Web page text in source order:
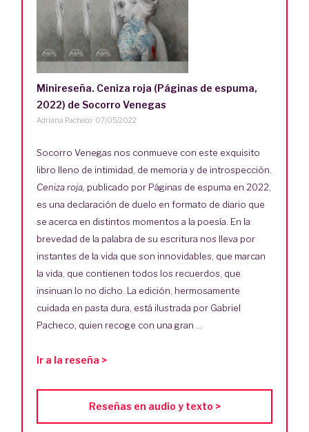
Minireseña. Ceniza roja (Páginas de espuma,
2022) de Socorro Venegas
Adriana Pacheco· 07/05/2022
Socorro Venegas nos conmueve con este exquisito
libro lleno de intimidad, de memoria y de introspección.
Ceniza roja, publicado por Páginas de espuma en 2022,
es una declaración de duelo en formato de diario que
se acerca en distintos momentos a la poesía. En la
brevedad de la palabra de su escritura nos lleva por
instantes de la vida que son innovidables, que marcan
la vida, que contienen todos los recuerdos, que
insinuan lo no dicho. La edición, hermosamente
cuidada en pasta dura, está ilustrada por Gabriel
Pacheco, quien recoge con una gran ...
Ir a la reseña >
Reseñas en audio y texto >